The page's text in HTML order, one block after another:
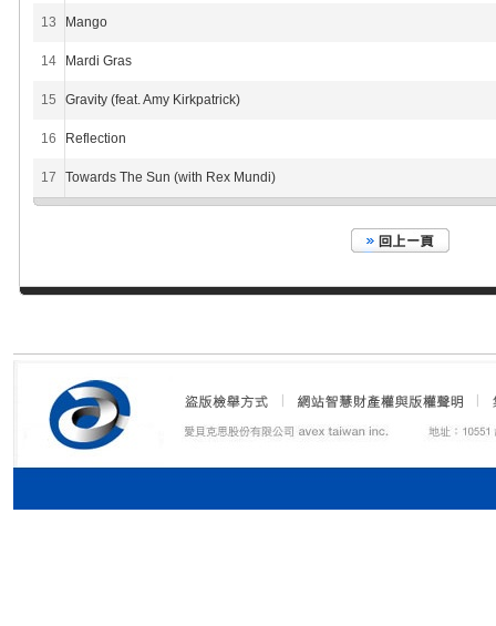
13 Mango
14 Mardi Gras
15 Gravity (feat. Amy Kirkpatrick)
16 Reflection
17 Towards The Sun (with Rex Mundi)